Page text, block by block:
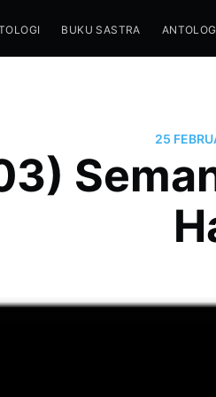
BUKU SASTRA
25